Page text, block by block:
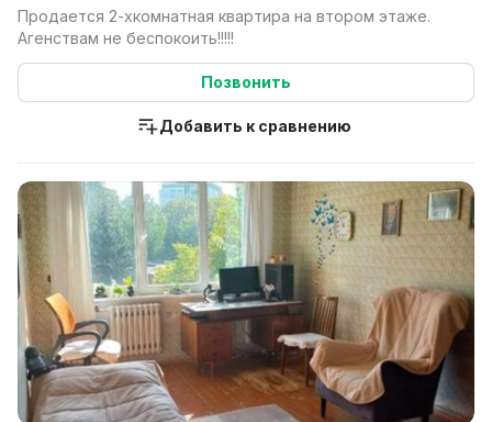
Продается 2-хкомнатная квартира на втором этаже.
Агенствам не беспокоить!!!!!
Позвонить
Добавить к сравнению